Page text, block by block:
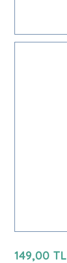
149,00 TL